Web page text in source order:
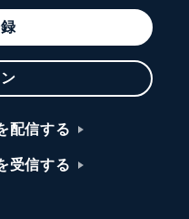
配信する
受信する